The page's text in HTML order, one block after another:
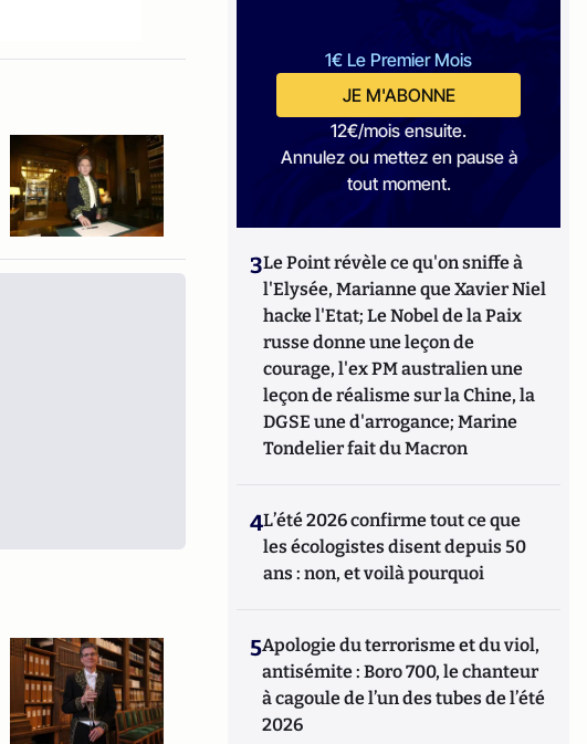
1€ Le Premier Mois
JE M'ABONNE
12€/mois ensuite.
Annulez ou mettez en pause à
tout moment.
3Le Point révèle ce qu'on sniffe à
l'Elysée, Marianne que Xavier Niel
hacke l'Etat; Le Nobel de la Paix
russe donne une leçon de
courage, l'ex PM australien une
leçon de réalisme sur la Chine, la
DGSE une d'arrogance; Marine
Tondelier fait du Macron
4L’été 2026 confirme tout ce que
les écologistes disent depuis 50
ans : non, et voilà pourquoi
5Apologie du terrorisme et du viol,
antisémite : Boro 700, le chanteur
à cagoule de l’un des tubes de l’été
2026